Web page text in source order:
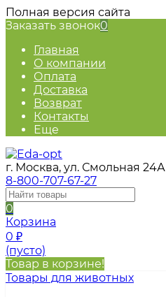
Полная версия сайта
Заказать звонок0
Главная
О компании
Оплата
Доставка
Возврат
Контакты
Еще
г. Москва, ул. Смольная 24А
8-800-707-67-27
0
Корзина
0 ₽
(пусто)
Товар в корзине!
Товары для животных